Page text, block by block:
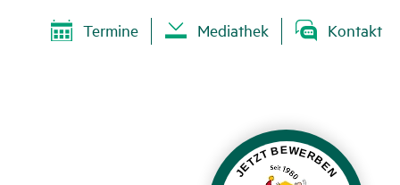
Termine Mediathek Kontakt
JETZT BEWERBEN